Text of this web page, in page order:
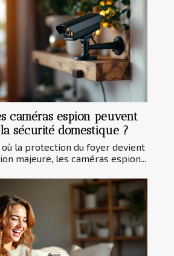
caméras espion peuvent
sécurité domestique ?
où la protection du foyer devient
majeure, les caméras espion...